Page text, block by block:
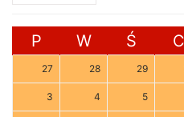
P W Ś C
27 28 29
3 4 5